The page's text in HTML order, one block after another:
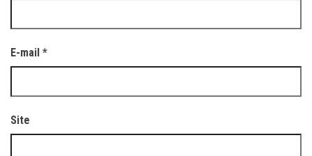
E-mail *
Site